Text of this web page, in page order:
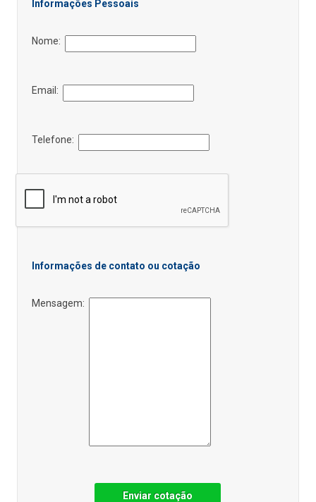
Informações Pessoais
Nome:
Email:
Telefone:
Informações de contato ou cotação
Mensagem:
Enviar cotação